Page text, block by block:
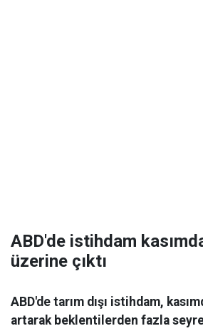
ABD'de istihdam
üzerine çıktı
ABD'de tarım dışı istihdam,
artarak beklentilerden fazla